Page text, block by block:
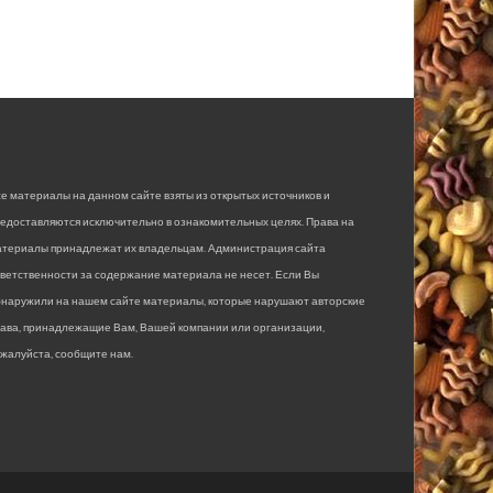
материалы на данном сайте взяты из открытых источников и
исключительно в ознакомительных целях. Права на
принадлежат их владельцам. Администрация сайта
за содержание материала не несет. Если Вы
на нашем сайте материалы, которые нарушают авторские
принадлежащие Вам, Вашей компании или организации,
сообщите нам.